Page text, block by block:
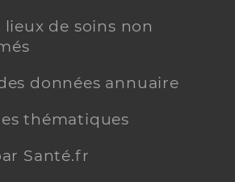
lieux de soins non
données annuaire
thématiques
Santé.fr